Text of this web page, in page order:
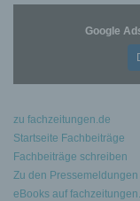
Google
zu fachzeitungen.de
Startseite Fachbeiträge
Fachbeiträge schreiben
Zu den Pressemeldungen
eBooks auf